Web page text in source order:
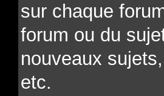
sur chaque
forum ou du
nouveaux
etc.